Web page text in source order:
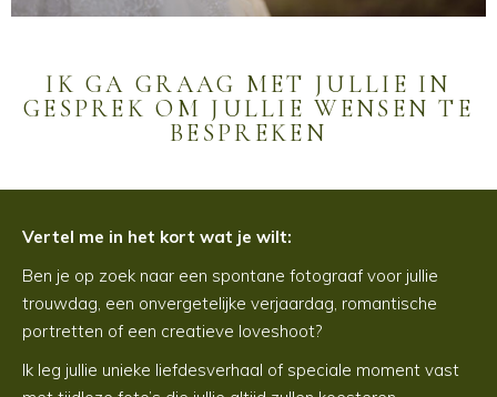
IK GA GRAAG MET JULLIE IN
GESPREK OM JULLIE WENSEN TE
BESPREKEN
Vertel me in het kort wat je wilt:
Ben je op zoek naar een spontane fotograaf voor jullie
trouwdag, een onvergetelijke verjaardag, romantische
portretten of een creatieve loveshoot?
Ik leg jullie unieke liefdesverhaal of speciale moment vast